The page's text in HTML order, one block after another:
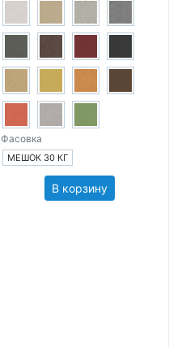
Фасовка
МЕШОК 30 КГ
В корзину